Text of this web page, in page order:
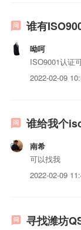
谁有
呦呵
ISO9001认证
2022-02-09
谁给我个
南希
可以找我
2022-02-09
寻找潍坊